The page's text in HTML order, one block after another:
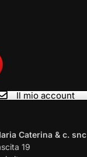
Il mio account
Caterina & c. snc
19